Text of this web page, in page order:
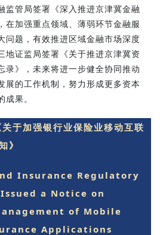
监管局签署《深入推进京津冀金融
在加强重点领域、薄弱环节金融服
问题，有效推进区域金融市场深度
地证监局签署《关于推进京津冀资
录》，未来将进一步健全协同推动
展的工作机制，努力形成更多资本
果。
于加强银行业保险业移动互联
》
Insurance Regulatory
a Notice on
of Mobile
Applications